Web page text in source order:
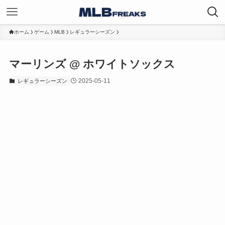
ホーム ゲーム MLB レギュラーシーズン
マーリンズ @ ホワイトソックス
レギュラーシーズン 2025-05-11